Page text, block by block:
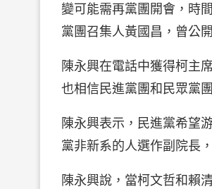
變可能需再黨團開會，時
黨團召集人黃國昌，曾公
陳永興在電話中獲得柯主
也相信民進黨團和民眾黨
陳永興表示，民進黨希望
黨非新系的人選作副院長
陳永興說，當柯文哲和賴